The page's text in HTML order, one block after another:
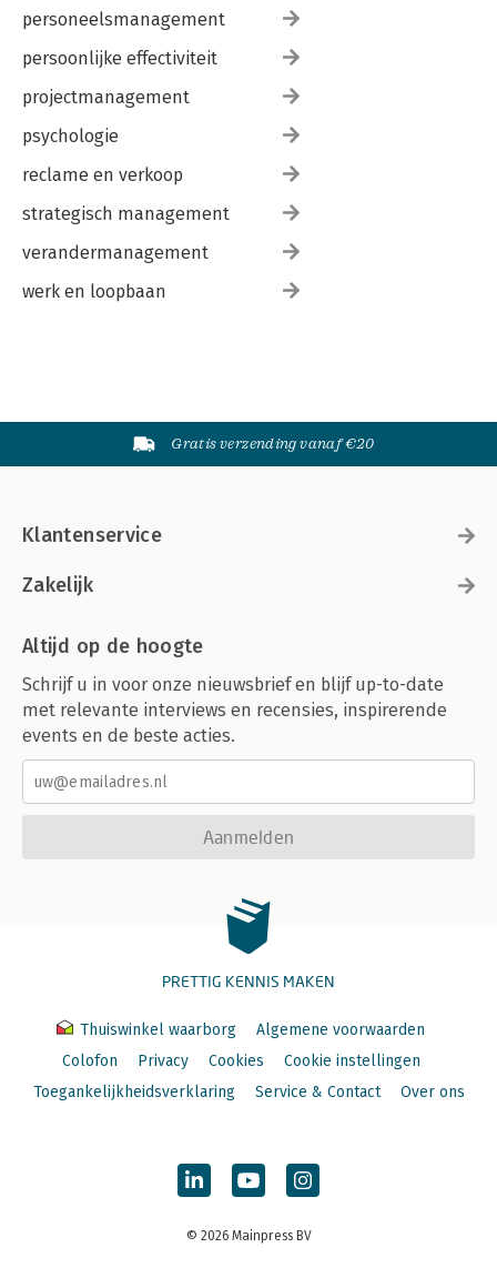
personeelsmanagement
persoonlijke effectiviteit
projectmanagement
psychologie
reclame en verkoop
strategisch management
verandermanagement
werk en loopbaan
Gratis verzending vanaf €20
Klantenservice
Zakelijk
Altijd op de hoogte
Schrijf u in voor onze nieuwsbrief en blijf up-to-date
met relevante interviews en recensies, inspirerende
events en de beste acties.
Aanmelden
PRETTIG KENNIS MAKEN
Thuiswinkel waarborg
Algemene voorwaarden
Colofon
Privacy Cookies
Cookie instellingen
Toegankelijkheidsverklaring
Service & Contact Over ons
© 2026 Mainpress BV